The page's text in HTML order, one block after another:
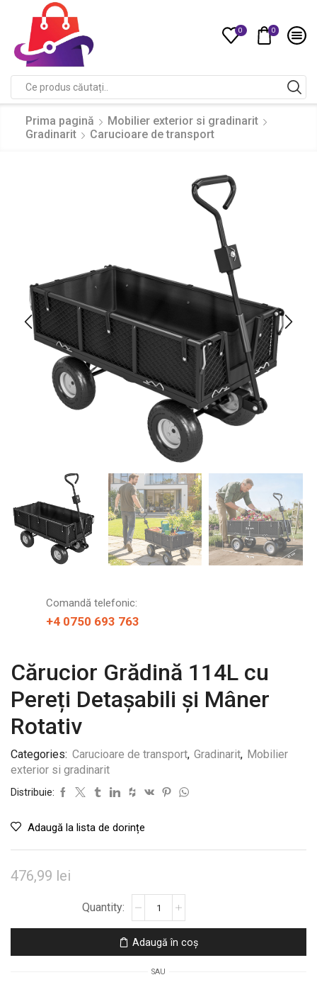
0 0
input
Prima pagină
Mobilier exterior si gradinarit
Gradinarit
Carucioare de transport
Comandă telefonic:
+4 0750 693 763
Cărucior Grădină 114L cu
Pereți Detașabili și Mâner
Rotativ
Categories: Carucioare de transport, Gradinarit, Mobilier
exterior si gradinarit
Distribuie:
Adaugă la lista de dorințe
476,99 lei
Grădină
114L
Pereți
Adaugă în coș
SAU